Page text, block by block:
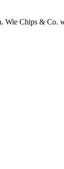
Wie Chips & Co.